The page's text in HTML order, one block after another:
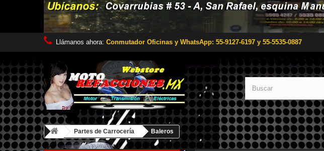
Llámanos ahora: Conmutador Oficinas y WhatsApp: 55-9127-6197 y 55-5535-0887
Partes de Carrocería Baleros